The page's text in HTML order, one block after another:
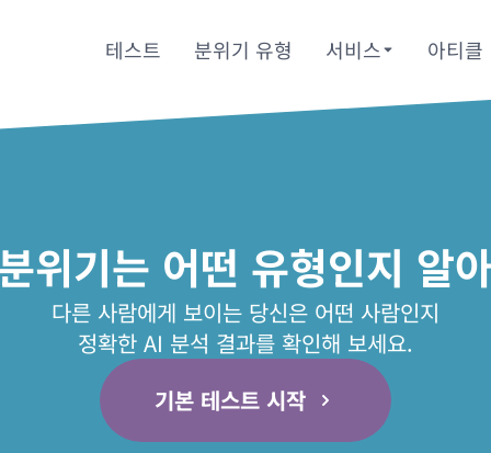
테스트 분위기 유형 서비스 아티클
위기는 어떤 유형인지 알
다른 사람에게 보이는 당신은 어떤 사람인지
정확한 AI 분석 결과를 확인해 보세요.
기본 테스트 시작